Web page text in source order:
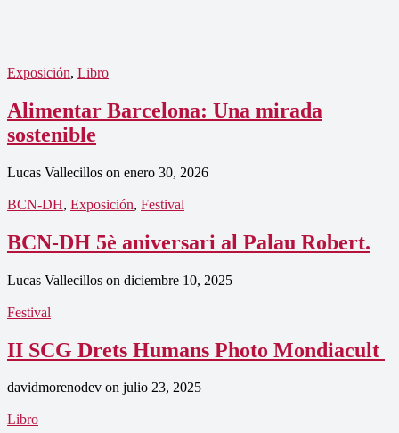
Exposición, Libro
Alimentar Barcelona: Una mirada
sostenible
Lucas Vallecillos on enero 30, 2026
BCN-DH, Exposición, Festival
BCN-DH 5è aniversari al Palau Robert.
Lucas Vallecillos on diciembre 10, 2025
Festival
II SCG Drets Humans Photo Mondiacult
davidmorenodev on julio 23, 2025
Libro